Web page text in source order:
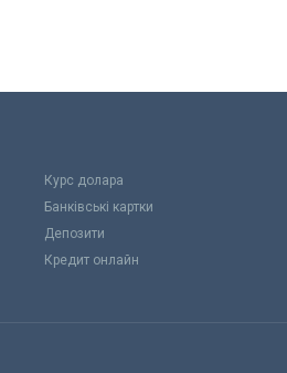
Курс долара
Банківські картки
Депозити
Кредит онлайн